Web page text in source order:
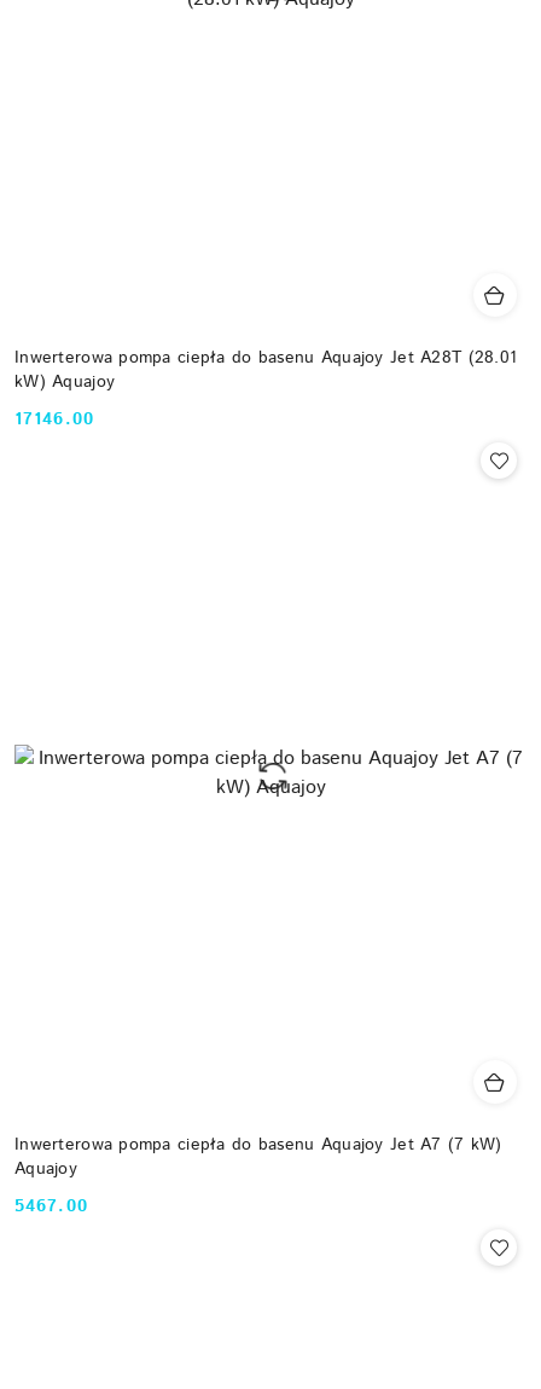
Inwerterowa pompa ciepła do basenu Aquajoy Jet A28T (28.01
kW) Aquajoy
Cena:
17146.00
Inwerterowa pompa ciepła do basenu Aquajoy Jet A7 (7 kW)
Aquajoy
Cena:
5467.00